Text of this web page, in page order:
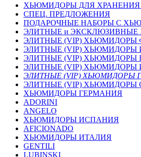
ХЬЮМИДОРЫ ДЛЯ ХРАНЕНИЯ
СПЕЦ. ПРЕДЛОЖЕНИЯ
ПОДАРОЧНЫЕ НАБОРЫ С
ЭЛИТНЫЕ и
ЭЛИТНЫЕ (VIP) ХЬЮМИДОРЫ
ЭЛИТНЫЕ (VIP) ХЬЮМИДОРЫ
ЭЛИТНЫЕ (VIP) ХЬЮМИДОРЫ
ЭЛИТНЫЕ (VIP) ХЬЮМИДОРЫ
ЭЛИТНЫЕ (VIP) ХЬЮМИДОРЫ
ЭЛИТНЫЕ (VIP) ХЬЮМИДОРЫ
ХЬЮМИДОРЫ ГЕРМАНИЯ
ADORINI
ANGELO
ХЬЮМИДОРЫ ИСПАНИЯ
AFICIONADO
ХЬЮМИДОРЫ ИТАЛИЯ
GENTILI
LUBINSKI